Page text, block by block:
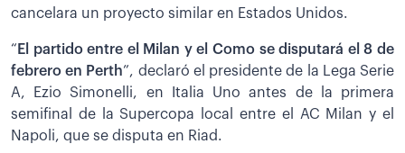
cancelara un proyecto similar en Estados Unidos.
“ El partido entre el Milan y el Como se disputará el 8 de
febrero en Perth”, declaró el presidente de la Lega Serie
A, Ezio Simonelli, en Italia Uno antes de la primera
semifinal de la Supercopa local entre el AC Milan y el
Napoli, que se disputa en Riad.